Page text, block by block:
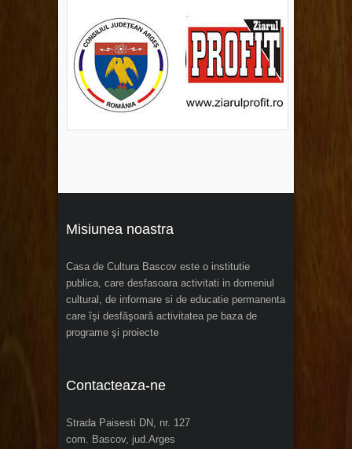
Misiunea noastra
Casa de Cultura Bascov este o institutie
publica, care desfasoara activitati in domeniul
cultural, de informare si de educatie permanenta
care îşi desfăşoară activitatea pe baza de
programe şi proiecte
Contacteaza-ne
Strada Paisesti DN, nr. 127
com. Bascov, jud.Arges